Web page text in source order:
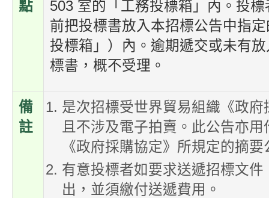
點
503 室的「工務投標箱」內。投
前把投標書放入本招標公告中指
投標箱」）內。逾期遞交或未有
標書，概不受理。
備
註
是次招標受世界貿易組織《政
且不涉及電子拍賣。此公告亦
《政府採購協定》所規定的摘要
有意投標者如要求送遞招標文件
出，並須繳付送遞費用。